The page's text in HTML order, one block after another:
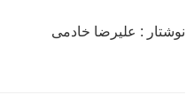
نوشتار : علیرضا خادمی